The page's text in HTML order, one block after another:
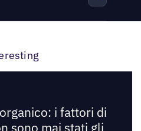
i fattori di